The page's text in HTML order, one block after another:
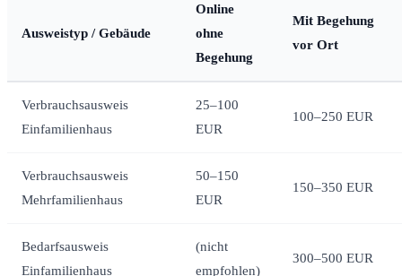
Ausweistyp / Gebäude
Online
ohne
Begehung
Mit Begehung
vor Ort
Verbrauchsausweis
Einfamilienhaus
25–100
EUR
100–250 EUR
Verbrauchsausweis
Mehrfamilienhaus
50–150
EUR
150–350 EUR
Bedarfsausweis
Einfamilienhaus
(nicht
empfohlen)
300–500 EUR